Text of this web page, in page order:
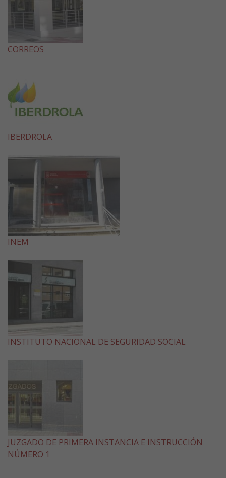
CORREOS
IBERDROLA
INEM
INSTITUTO NACIONAL DE SEGURIDAD SOCIAL
JUZGADO DE PRIMERA INSTANCIA E INSTRUCCIÓN
NÚMERO 1